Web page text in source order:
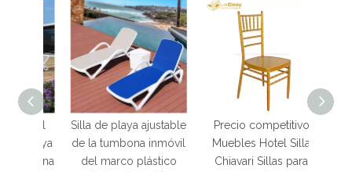
Silla de playa ajustable
de la tumbona inmóvil
del marco plástico
Precio competitivo
Muebles Hotel Silla
Chiavari Sillas para